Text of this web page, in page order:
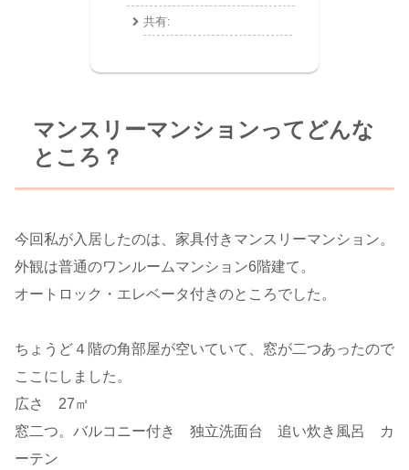
共有:
マンスリーマンションってどんな
ところ？
今回私が入居したのは、家具付きマンスリーマンション。
外観は普通のワンルームマンション6階建て。
オートロック・エレベータ付きのところでした。
ちょうど４階の角部屋が空いていて、窓が二つあったので
ここにしました。
広さ 27㎡
窓二つ。バルコニー付き 独立洗面台 追い炊き風呂 カ
ーテン